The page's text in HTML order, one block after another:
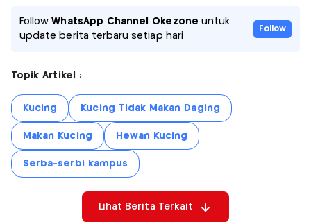
FollowWhatsApp Channel Okezone untuk
update berita terbaru setiap hari
Follow
Topik Artikel :
Kucing Kucing Tidak Makan Daging
Makan Kucing Hewan Kucing
Serba-serbi kampus
Lihat Berita Terkait